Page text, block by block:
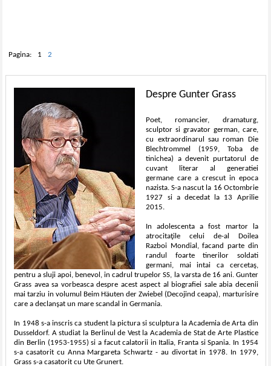
Pagina: 1 2
Despre Gunter Grass
Poet, romancier, dramaturg,
sculptor si gravator german, care,
cu extraordinarul sau roman Die
Blechtrommel (1959, Toba de
tinichea) a devenit purtatorul de
cuvant literar al generatiei
germane care a crescut in epoca
nazista. S-a nascut la 16 Octombrie
1927 si a decedat la 13 Aprilie
2015.
In adolescenta a fost martor la
atrocitaţile celui de-al Doilea
Razboi Mondial, facand parte din
randul foarte tinerilor soldati
germani, mai intai ca cercetaş,
pentru a sluji apoi, benevol, in cadrul trupelor SS, la varsta de 16 ani. Gunter
Grass avea sa vorbeasca despre acest aspect al biografiei sale abia decenii
mai tarziu in volumul Beim Häuten der Zwiebel (Decojind ceapa), marturisire
care a declanşat un mare scandal in Germania.
In 1948 s-a inscris ca student la pictura si sculptura la Academia de Arta din
Dusseldorf. A studiat la Berlinul de Vest la Academia de Stat de Arte Plastice
din Berlin (1953-1955) si a facut calatorii in Italia, Franta si Spania. In 1954
s-a casatorit cu Anna Margareta Schwartz - au divortat in 1978. In 1979,
Grass s-a casatorit cu Ute Grunert.